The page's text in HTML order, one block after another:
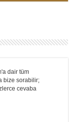
dair tüm
bize sorabilir;
cevaba